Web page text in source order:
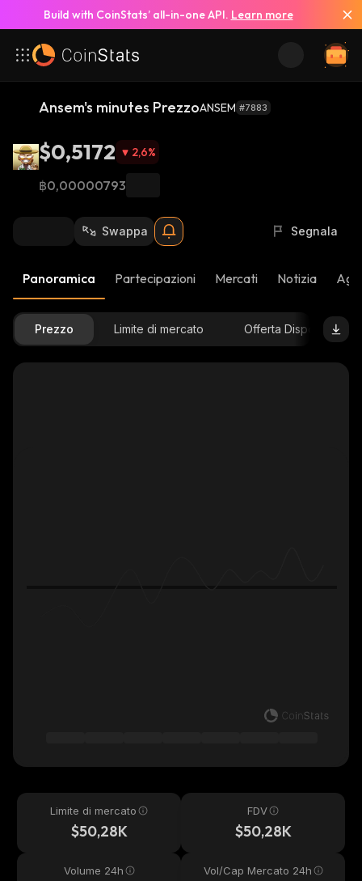
Build with CoinStats’ all-in-one API. Learn more
Ansem's minutes PrezzoANSEM #7883
$0,5172 2,6%
฿0,00000793
Swappa Segnala
Panoramica Partecipazioni Mercati Notizia
Prezzo Limite di mercato Offerta Disponibile
Limite di mercato
$50,28K
FDV
$50,28K
Volume 24h Vol/Cap Mercato 24h